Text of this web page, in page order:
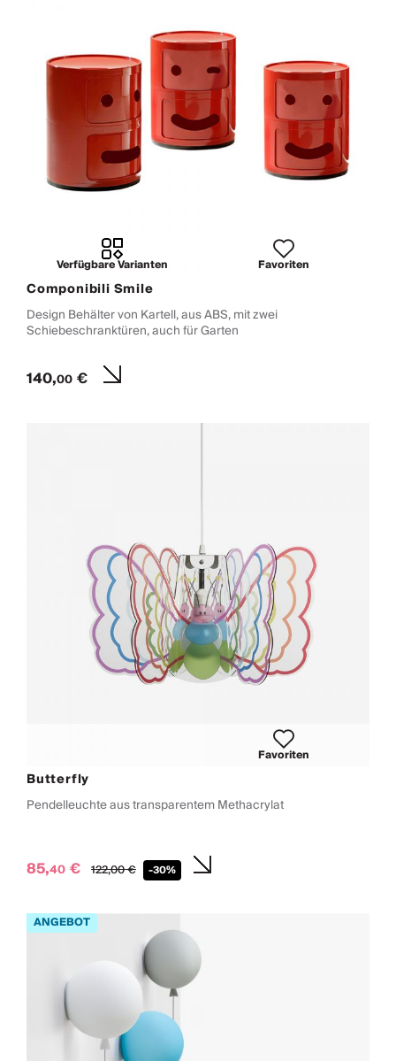
Verfügbare Varianten Favoriten
Componibili Smile
Design Behälter von Kartell, aus ABS, mit zwei
Schiebeschranktüren, auch für Garten
140,00€
Favoriten
Butterfly
Pendelleuchte aus transparentem Methacrylat
85,40 € 122,00€ -30%